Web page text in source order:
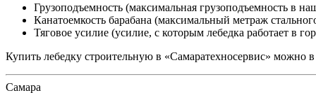
Грузоподъемность (максимальная грузоподъемность в
Канатоемкость барабана (максимальный метраж
Тяговое усилие (усилие, с которым лебедка работает в
Купить лебедку строительную в «Самаратехносервис» можно
Самара